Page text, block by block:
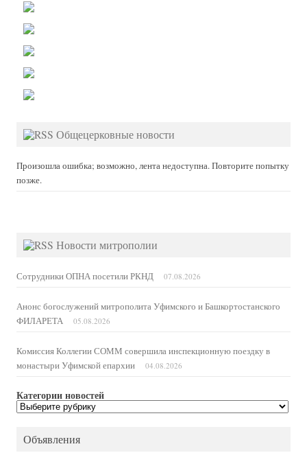
Общецерковные новости
Произошла ошибка; возможно, лента недоступна. Повторите попытку
позже.
Новости митрополии
Сотрудники ОПНА посетили РКНД 07.08.2026
Анонс богослужений митрополита Уфимского и Башкортостанского
ФИЛАРЕТА
05.08.2026
Комиссия Коллегии СОММ совершила инспекционную поездку в
монастыри Уфимской епархии
04.08.2026
Категории новостей
Категории
новостей
Объявления